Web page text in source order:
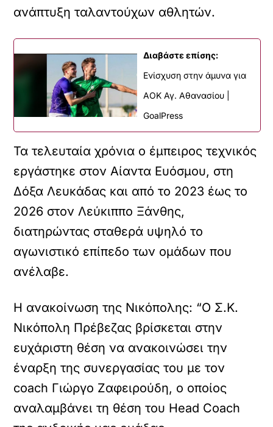
ανάπτυξη ταλαντούχων αθλητών.
Διαβάστε επίσης:
Ενίσχυση στην άμυνα για
ΑΟΚ Αγ. Αθανασίου |
GoalPress
Τα τελευταία χρόνια ο έμπειρος τεχνικός
εργάστηκε στον Αίαντα Ευόσμου, στη
Δόξα Λευκάδας και από το 2023 έως το
2026 στον Λεύκιππο Ξάνθης,
διατηρώντας σταθερά υψηλό το
αγωνιστικό επίπεδο των ομάδων που
ανέλαβε.
Η ανακοίνωση της Νικόπολης: “Ο Σ.Κ.
Νικόπολη Πρέβεζας βρίσκεται στην
ευχάριστη θέση να ανακοινώσει την
έναρξη της συνεργασίας του με τον
coach Γιώργο Ζαφειρούδη, ο οποίος
αναλαμβάνει τη θέση του Head Coach